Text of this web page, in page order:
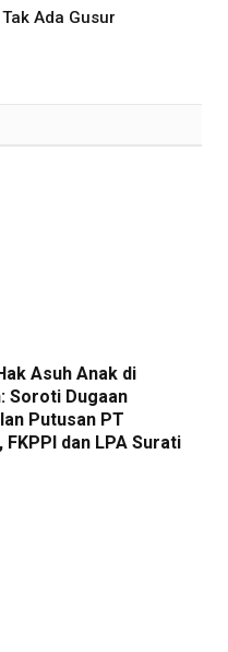
Ada Gusur
Asuh Anak di
Soroti Dugaan
Putusan PT
FKPPI dan LPA Surati